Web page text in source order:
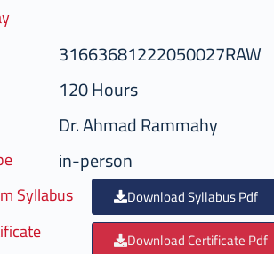
31663681222050027RAW
120 Hours
Dr. Ahmad Rammahy
in-person
Syllabus Download Syllabus Pdf
Download Certificate Pdf